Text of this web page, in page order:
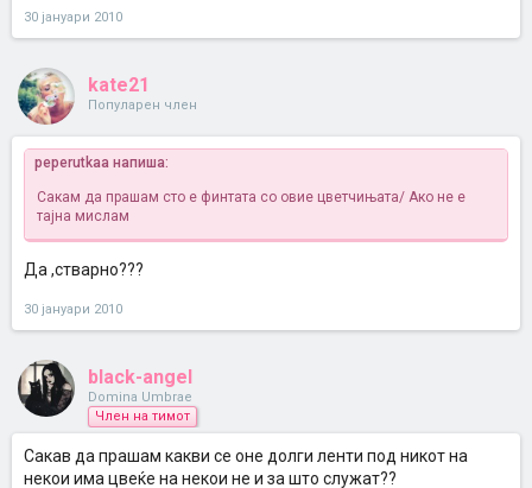
30 јануари 2010
kate21
Популарен член
peperutkaa напиша:
Сакам да прашам сто е финтата со овие цветчињата/ Ако не е
тајна мислам
Да ,стварно???
30 јануари 2010
black-angel
Domina Umbrae
Член на тимот
Сакав да прашам какви се оне долги ленти под никот на
некои има цвеќе на некои не и за што служат??